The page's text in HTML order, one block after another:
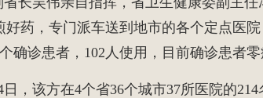
好药，专门派车送到地市的各个定点医
确诊患者，102人使用，目前确诊患者零
，该方在4个省36个城市37所医院的